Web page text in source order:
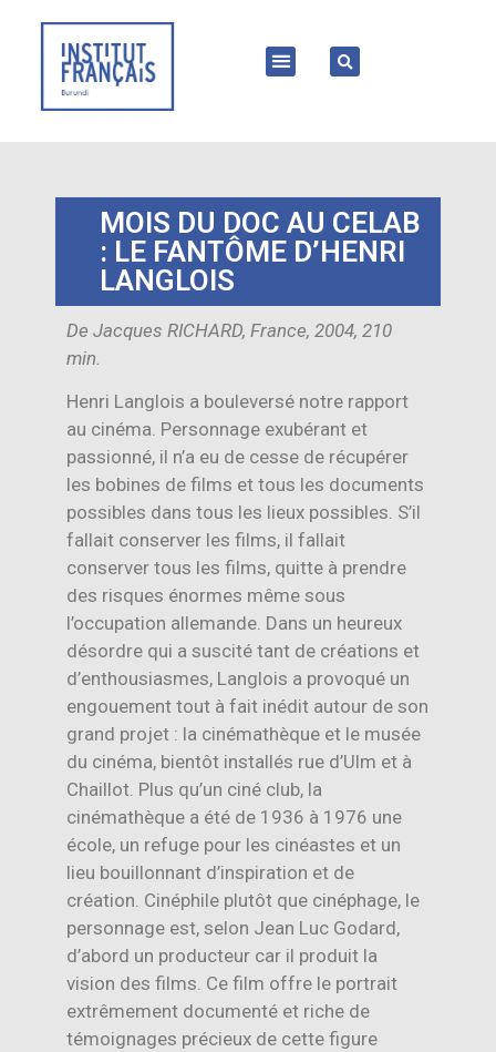
MOIS DU DOC AU CELAB
: LE FANTÔME D’HENRI
LANGLOIS
De Jacques RICHARD, France, 2004, 210
min.
Henri Langlois a bouleversé notre rapport
au cinéma. Personnage exubérant et
passionné, il n’a eu de cesse de récupérer
les bobines de films et tous les documents
possibles dans tous les lieux possibles. S’il
fallait conserver les films, il fallait
conserver tous les films, quitte à prendre
des risques énormes même sous
l’occupation allemande. Dans un heureux
désordre qui a suscité tant de créations et
d’enthousiasmes, Langlois a provoqué un
engouement tout à fait inédit autour de son
grand projet : la cinémathèque et le musée
du cinéma, bientôt installés rue d’Ulm et à
Chaillot. Plus qu’un ciné club, la
cinémathèque a été de 1936 à 1976 une
école, un refuge pour les cinéastes et un
lieu bouillonnant d’inspiration et de
création. Cinéphile plutôt que cinéphage, le
personnage est, selon Jean Luc Godard,
d’abord un producteur car il produit la
vision des films. Ce film offre le portrait
extrêmement documenté et riche de
témoignages précieux de cette figure